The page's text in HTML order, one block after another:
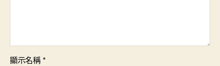
顯示名稱*